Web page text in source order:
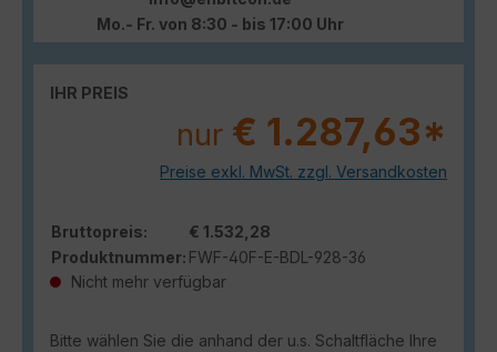
Mo.- Fr. von 8:30 - bis 17:00 Uhr
IHR PREIS
nur € 1.287,63*
Preise exkl. MwSt. zzgl. Versandkosten
Bruttopreis:
€ 1.532,28
Produktnummer: FWF-40F-E-BDL-928-36
Nicht mehr verfügbar
Bitte wählen Sie die anhand der u.s. Schaltfläche Ihre